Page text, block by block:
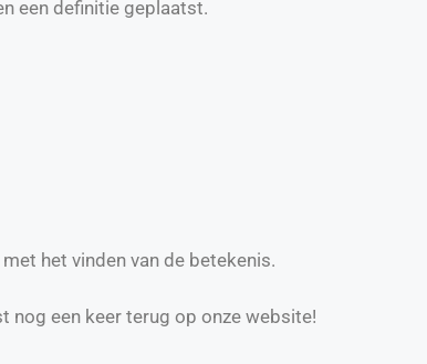
een definitie geplaatst.
het vinden van de betekenis.
nog een keer terug op onze website!